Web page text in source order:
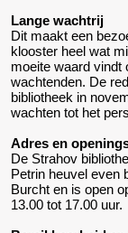
Lange wachtrij
Dit maakt een
klooster heel wat
moeite waard vindt
wachtenden. De
bibliotheek in
wachten tot het
Adres en
De Strahov
Petrin heuvel even
Burcht en is open
13.00 tot 17.00 uur.